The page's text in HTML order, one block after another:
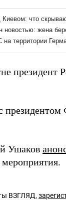
президент
Ушаков
ВЗГЛЯД,